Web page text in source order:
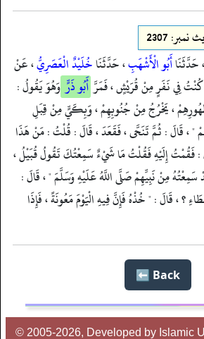
2307
، حَدَّثَنَاأَبُو الْأَشْهَبِ، حَدَّثَنَاخُلَيْدٌ الْعَصَرِيُّ، عَنْ
فِي نَفَرٍ مِنْ قُرَيْشٍ ، فَمَرَّأَبُو ذَرٍّوَهُوَ يَقُولُ :
، يَخْرُجُ مِنْ جُنُوبِهِمْ ، وَبِكَيٍّ مِنْ قِبَلِ
" ، قَالَ : ثُمَّ تَنَحَّى ، فَقَعَدَ ، قَالَ : قُلْتُ : مَنْ هَذَا
: فَقُمْتُ إِلَيْهِ فَقُلْتُ مَا شَيْءٌ سَمِعْتُكَ تَقُولُ قُبَيْلُ ،
سَمِعْتُهُ مِنْ نَبِيِّهِمْ صَلَّى اللَّهُ عَلَيْهِ وَسَلَّمَ " ، قَالَ :
؟ ، قَالَ : " خُذْهُ فَإِنَّ فِيهِ الْيَوْمَ مَعُونَةً ، فَإِذَا
Back ⬅️
© 2005-2026, Developed by Islamic